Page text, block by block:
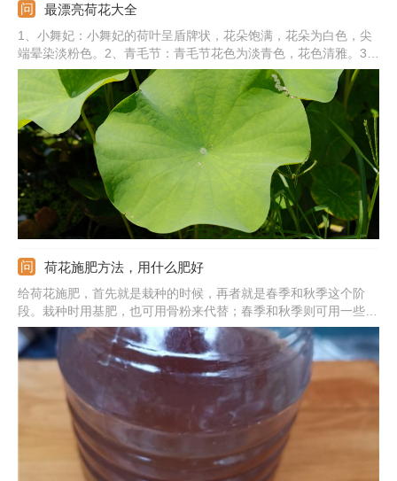
最漂亮荷花大全
1、小舞妃：小舞妃的荷叶呈盾牌状，花朵饱满，花朵为白色，尖
端晕染淡粉色。2、青毛节：青毛节花色为淡青色，花色清雅。3、
玉碗：玉碗为洁白色，带着一点黄色和绿色，花型像一个碗一样。
4、仙女散花：仙女散花的花瓣四处散开，花色为粉红色。5、其
他：还有白雪公主、红宝石、玉蝶、杏黄、黄舞飞、龙飞、红台
等。
荷花施肥方法，用什么肥好
给荷花施肥，首先就是栽种的时候，再者就是春季和秋季这个阶
段。栽种时用基肥，也可用骨粉来代替；春季和秋季则可用一些液
肥，比如尿素等。施肥的时候，液肥需要经过稀释再用；频率可以
根据荷花的品种来调整，大的品种施肥的频率可以高一些。需注意
在夏季高温以及冬季低温的时候，都不适合施肥。